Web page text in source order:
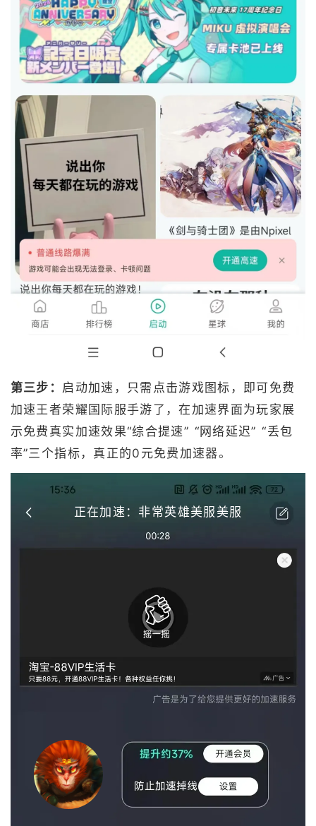
第三步： 启动加速，只需点击游戏图标，即可免费
加速王者荣耀国际服手游了，在加速界面为玩家展
示免费真实加速效果“综合提速” “网络延迟” “丢包
率”三个指标，真正的0元免费加速器。
正在加速：非常英雄美服美服